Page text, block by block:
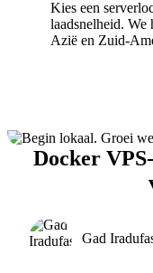
Kies een
laadsnelheid. We
Azië en Zuid-
Docker
Gad